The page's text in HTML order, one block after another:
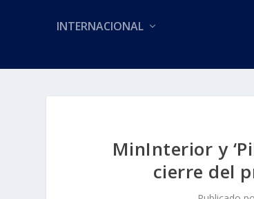
INTERNACIONAL
MinInterior y
cierre del